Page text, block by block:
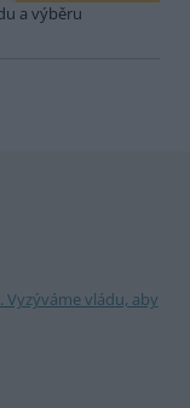
a výběru
Vyzýváme vládu, aby